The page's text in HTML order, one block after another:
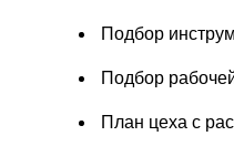
Подбор
Подбор
План цеха с